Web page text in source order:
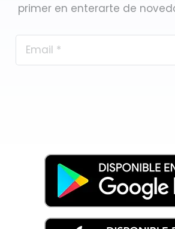
primer en enterarte de